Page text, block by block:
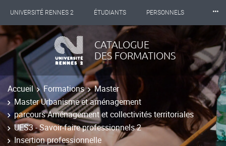
UNIVERSITÉ RENNES 2 ÉTUDIANTS PERSONNELS
INTERNATIONAL PROFESSIONNELS BIBLIOTHÈQUES
LES NOUVELLES DE RENNES 2
⸱⸱⸱
CATALOGUE
DES FORMATIONS
Accueil Formations
Master
Master Urbanisme et aménagement
parcours Aménagement et collectivités territoriales
UES3 - Savoir-faire professionnels 2
Insertion professionnelle